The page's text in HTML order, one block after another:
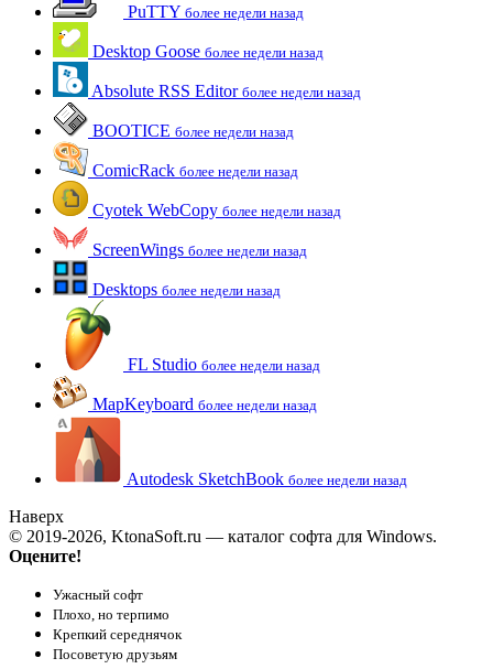
PuTTY более недели назад
Desktop Goose более недели назад
Absolute RSS Editor более недели назад
BOOTICE более недели назад
ComicRack более недели назад
Cyotek WebCopy более недели назад
ScreenWings более недели назад
Desktops более недели назад
FL Studio более недели назад
MapKeyboard более недели назад
Autodesk SketchBook более недели назад
Наверх
© 2019-2026, KtonaSoft.ru — каталог софта для Windows.
Оцените!
Ужасный софт
Плохо, но терпимо
Крепкий середнячок
Посоветую друзьям